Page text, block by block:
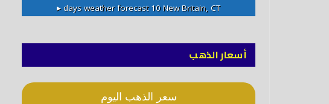
New Britain, CT
أسعار الذهب